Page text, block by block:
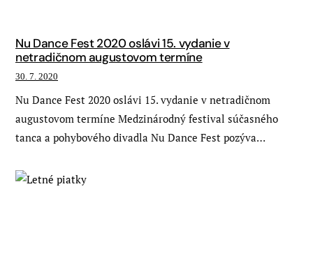
Nu Dance Fest 2020 oslávi 15. vydanie v
netradičnom augustovom termíne
30. 7. 2020
Nu Dance Fest 2020 oslávi 15. vydanie v netradičnom
augustovom termíne Medzinárodný festival súčasného
tanca a pohybového divadla Nu Dance Fest pozýva…